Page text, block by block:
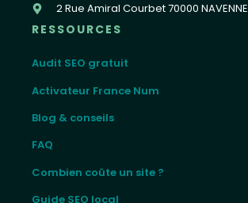
2 Rue Amiral Courbet 70000 NAVENNE
RESSOURCES
Audit SEO gratuit
Activateur France Num
Blog & conseils
FAQ
Combien coûte un site ?
Guide SEO local